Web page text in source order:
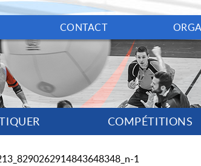
CONTACT
COMPÉTITIONS
1